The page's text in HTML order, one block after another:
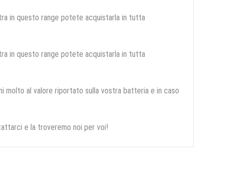
in questo range potete acquistarla in tutta
in questo range potete acquistarla in tutta
molto al valore riportato sulla vostra batteria e in caso
e la troveremo noi per voi!